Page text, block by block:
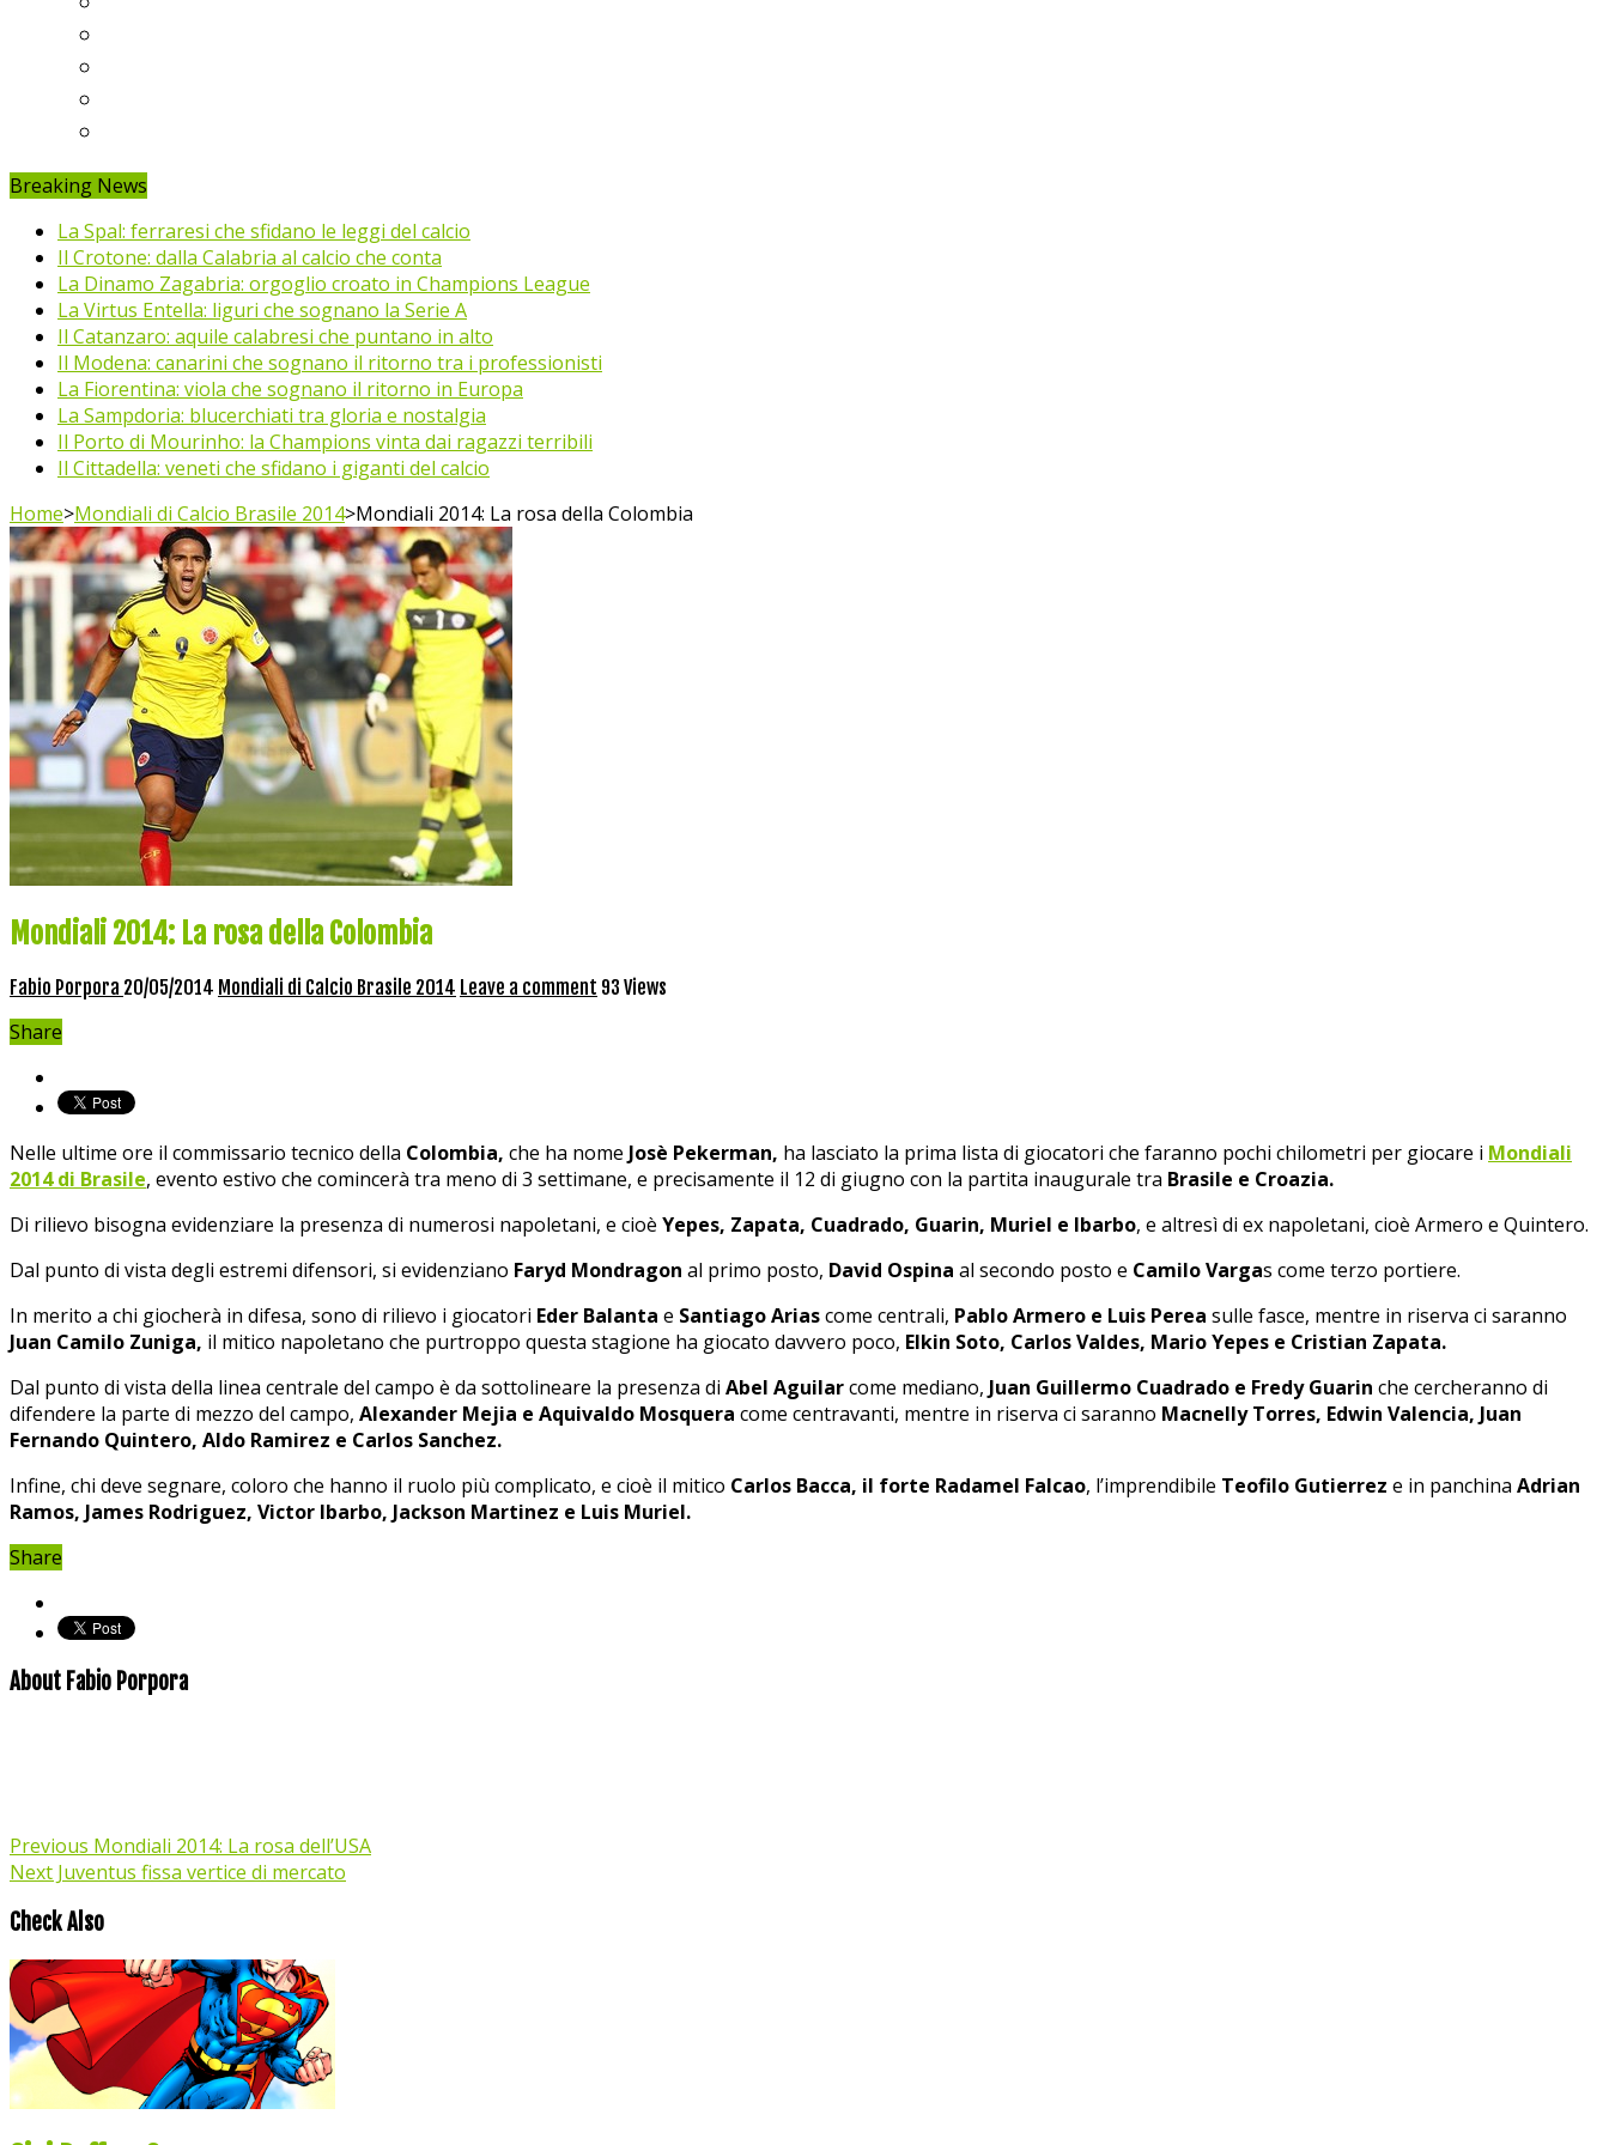
Breaking News
La Spal: ferraresi che sfidano le leggi del calcio
Il Crotone: dalla Calabria al calcio che conta
La Dinamo Zagabria: orgoglio croato in Champions League
La Virtus Entella: liguri che sognano la Serie A
Il Catanzaro: aquile calabresi che puntano in alto
Il Modena: canarini che sognano il ritorno tra i professionisti
La Fiorentina: viola che sognano il ritorno in Europa
La Sampdoria: blucerchiati tra gloria e nostalgia
Il Porto di Mourinho: la Champions vinta dai ragazzi terribili
Il Cittadella: veneti che sfidano i giganti del calcio
Home>Mondiali di Calcio Brasile 2014>Mondiali 2014: La rosa della Colombia
Mondiali 2014: La rosa della Colombia
Fabio Porpora 20/05/2014 Mondiali di Calcio Brasile 2014 Leave a comment 93 Views
Share
Nelle ultime ore il commissario tecnico della Colombia, che ha nome Josè Pekerman, ha lasciato la prima lista di giocatori che faranno pochi chilometri per giocare i Mondiali
2014 di Brasile, evento estivo che comincerà tra meno di 3 settimane, e precisamente il 12 di giugno con la partita inaugurale tra Brasile e Croazia.
Di rilievo bisogna evidenziare la presenza di numerosi napoletani, e cioè Yepes, Zapata, Cuadrado, Guarin, Muriel e Ibarbo, e altresì di ex napoletani, cioè Armero e Quintero.
Dal punto di vista degli estremi difensori, si evidenziano Faryd Mondragon al primo posto, David Ospina al secondo posto e Camilo Vargas come terzo portiere.
In merito a chi giocherà in difesa, sono di rilievo i giocatori Eder Balanta e Santiago Ariascome centrali, Pablo Armero e Luis Perea sulle fasce, mentre in riserva ci saranno
Juan Camilo Zuniga, il mitico napoletano che purtroppo questa stagione ha giocato davvero poco, Elkin Soto, Carlos Valdes, Mario Yepes e Cristian Zapata.
Dal punto di vista della linea centrale del campo è da sottolineare la presenza di Abel Aguilarcome mediano, Juan Guillermo Cuadrado e Fredy Guarin che cercheranno di
difendere la parte di mezzo del campo, Alexander Mejia e Aquivaldo Mosquera come centravanti, mentre in riserva ci saranno Macnelly Torres, Edwin Valencia, Juan
Fernando Quintero, Aldo Ramirez e Carlos Sanchez.
Infine, chi deve segnare, coloro che hanno il ruolo più complicato, e cioè il mitico Carlos Bacca, il forte Radamel Falcao, l’imprendibile Teofilo Gutierrez e in panchina Adrian
Ramos, James Rodriguez, Victor Ibarbo, Jackson Martinez e Luis Muriel.
Share
About Fabio Porpora
Previous Mondiali 2014: La rosa dell’USA
Next Juventus fissa vertice di mercato
Check Also